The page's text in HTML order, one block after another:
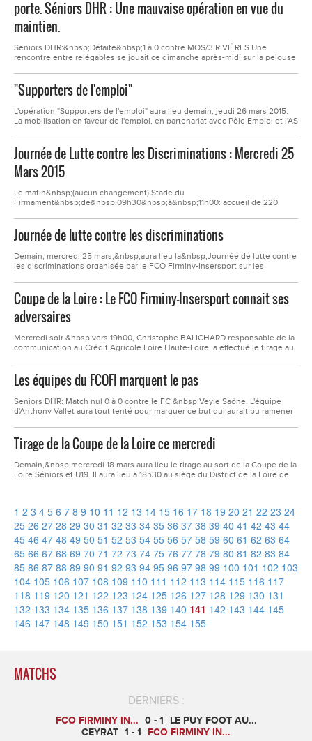
porte. Séniors DHR : Une mauvaise opération en vue du
maintien.
Seniors DHR:&nbsp;Défaite&nbsp;1 à 0 contre MOS/3 RIVIÈRES.Une
rencontre entre relégables se jouait ce dimanche après-midi sur la pelouse
jeu en venant à bout du FCO Firminy-Insersport. Une rencontre où la
crispation était palpable dès les...
"Supporters de l'emploi"
L'opération "Supporters de l'emploi" aura lieu demain, jeudi 26 mars 2015.
La mobilisation en faveur de l'emploi, en partenariat avec Pôle Emploi et l'AS
et 17h00.
Journée de Lutte contre les Discriminations : Mercredi 25
Mars 2015
Le matin&nbsp;(aucun changement):Stade du
Firmament&nbsp;de&nbsp;09h30&nbsp;à&nbsp;11h00: accueil de 220
ateliers seront proposés tout au long de la matinée: jeux traditionnels,
football, ...L'après-midi:Au&nbsp;Stade de la...
Journée de lutte contre les discriminations
Demain, mercredi 25 mars,&nbsp;aura lieu la&nbsp;Journée de lutte contre
les discriminations organisée par le FCO Firminy-Insersport sur les
Coupe de la Loire : Le FCO Firminy-Insersport connait ses
adversaires
Mercredi soir &nbsp;vers 19h00, Christophe BALICHARD responsable de la
communication au Crédit Agricole Loire Haute-Loire, a effectué le tirage au
du FCOFI et Jean-Christophe Gessen membre du Comité Directeur du
FCOFI. 1/16 ° de finale : Les seniors se déplaceront à Saint-Romain le Puy...
Les équipes du FCOFI marquent le pas
Seniors DHR: Match nul 0 à 0 contre le FC &nbsp;Veyle Saône. L'équipe
d'Anthony Vallet aura tout tenté pour marquer ce but qui aurait pu ramener
appelous aurait pu perdre le match sur la fin sans une intervention "à la
mort" de Saher Thioune, qui sur le coup quittera ses partenaires sur...
Tirage de la Coupe de la Loire ce mercredi
Demain,&nbsp;mercredi 18 mars aura lieu le tirage au sort de la Coupe de la
Loire Séniors et U19. Il aura lieu à 18h30 au siège du District de la Loire de
1 2 3 4 5 6 7 8 9 10 11 12 13 14 15 16 17 18 19 20 21 22 23 24
25 26 27 28 29 30 31 32 33 34 35 36 37 38 39 40 41 42 43 44
45 46 47 48 49 50 51 52 53 54 55 56 57 58 59 60 61 62 63 64
65 66 67 68 69 70 71 72 73 74 75 76 77 78 79 80 81 82 83 84
85 86 87 88 89 90 91 92 93 94 95 96 97 98 99 100 101 102 103
104 105 106 107 108 109 110 111 112 113 114 115 116 117
118 119 120 121 122 123 124 125 126 127 128 129 130 131
132 133 134 135 136 137 138 139 140 141 142 143 144 145
146 147 148 149 150 151 152 153 154 155
MATCHS
DERNIERS :
FCO FIRMINY IN... 0 - 1
LE PUY FOOT AU...
CEYRAT 1 - 1 FCO FIRMINY IN...